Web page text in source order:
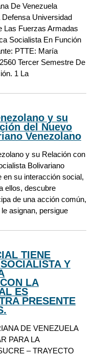
De Venezuela
Universidad
Las Fuerzas Armadas
Socialista En Función
PTTE: María
Tercer Semestre De
1 La
y su
del Nuevo
Venezolano
y su Relación con
Bolivariano
en su interacción social,
ellos, descubre
de una acción común,
asignan, persigue
TIENE
Y
LA
ES
PRESENTE
DE VENEZUELA
PARA LA
– TRAYECTO